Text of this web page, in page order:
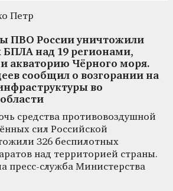
Петр
ПВО России уничтожили
БПЛА над 19 регионами,
акваторию Чёрного моря.
сообщил о возгорании на
во
средства противовоздушной
сил Российской
326 беспилотных
над территорией страны.
пресс-служба Министерства